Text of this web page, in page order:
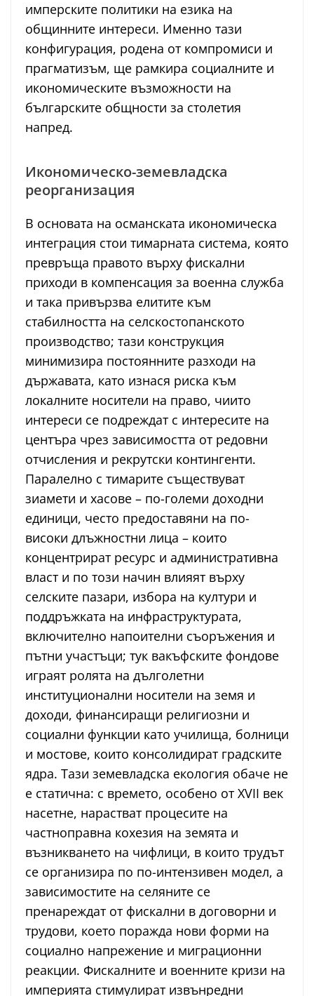
имперските политики на езика на
общинните интереси. Именно тази
конфигурация, родена от компромиси и
прагматизъм, ще рамкира социалните и
икономическите възможности на
българските общности за столетия
напред.
Икономическо-земевладска
реорганизация
В основата на османската икономическа
интеграция стои тимарната система, която
превръща правото върху фискални
приходи в компенсация за военна служба
и така привързва елитите към
стабилността на селскостопанското
производство; тази конструкция
минимизира постоянните разходи на
държавата, като изнася риска към
локалните носители на право, чиито
интереси се подреждат с интересите на
центъра чрез зависимостта от редовни
отчисления и рекрутски контингенти.
Паралелно с тимарите съществуват
зиамети и хасове – по-големи доходни
единици, често предоставяни на по-
високи длъжностни лица – които
концентрират ресурс и административна
власт и по този начин влияят върху
селските пазари, избора на култури и
поддръжката на инфраструктурата,
включително напоителни съоръжения и
пътни участъци; тук вакъфските фондове
играят ролята на дълголетни
институционални носители на земя и
доходи, финансиращи религиозни и
социални функции като училища, болници
и мостове, които консолидират градските
ядра. Тази земевладска екология обаче не
е статична: с времето, особено от XVII век
насетне, нарастват процесите на
частноправна кохезия на земята и
възникването на чифлици, в които трудът
се организира по по-интензивен модел, а
зависимостите на селяните се
пренареждат от фискални в договорни и
трудови, което поражда нови форми на
социално напрежение и миграционни
реакции. Фискалните и военните кризи на
империята стимулират извънредни